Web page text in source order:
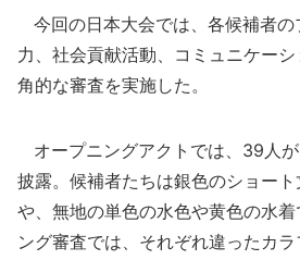
今回の日本大会では、各候補者
力、社会貢献活動、コミュニケー
角的な審査を実施した。
オープニングアクトでは、39人
披露。候補者たちは銀色のショー
や、無地の単色の水色や黄色の水
ング審査では、それぞれ違ったカ